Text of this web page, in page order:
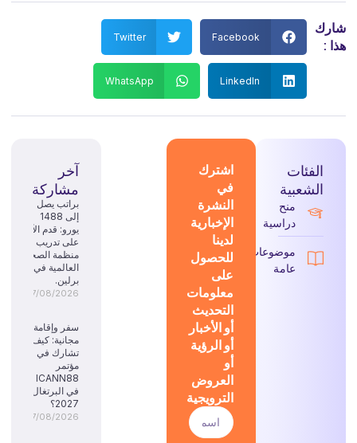
شارك
هذا :
Facebook
Twitter
LinkedIn
WhatsApp
الفئات
الشعبية
منح
دراسية
موضوعات
عامة
اشترك
في
النشرة
الإخبارية
لدينا
للحصول
على
معلومات
التحديث
أو الأخبار
أو الرؤية
أو
العروض
الترويجية
آخر
مشاركة
براتب يصل
إلى 1488
يورو: قدم الآن
على تدريب
منظمة الصحة
العالمية في
برلين.
07/08/2026
سفر وإقامة
مجانية: كيف
تشارك في
مؤتمر
ICANN88
في البرتغال
2027؟
07/08/2026